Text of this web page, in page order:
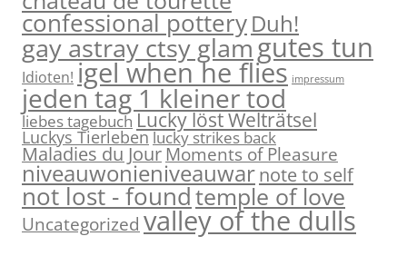
confessional potteryDuh!
gay astray ctsy glamgutes tun
Idioten! igel when he flies impressum
jeden tag 1 kleiner tod
liebes tagebuch Lucky löst Welträtsel
Luckys Tierlebenlucky strikes back
Maladies du Jour Moments of Pleasure
niveauwonieniveauwarnote to self
not lost - foundtemple of love
Uncategorized valley of the dulls